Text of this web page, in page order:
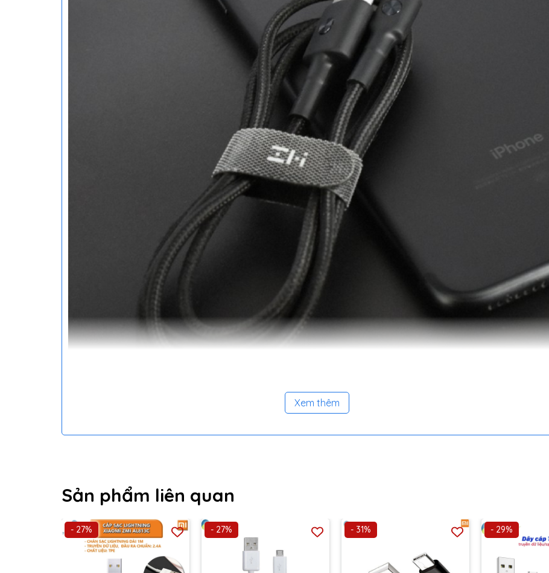
Cáp ZMI USB Lightning AL853 có lớp vỏ bọc sợi nylon cao cấp, giúp tăng độ bền và khả năng chống đứt gãy. Nhờ
vào thiết kế này, dây cáp có thể chịu được lực kéo và uốn cong nhiều lần mà không ảnh hưởng đến hiệu suất hoạt
Xem thêm
Sản phẩm liên quan
- 27% - 27% - 31% - 29%